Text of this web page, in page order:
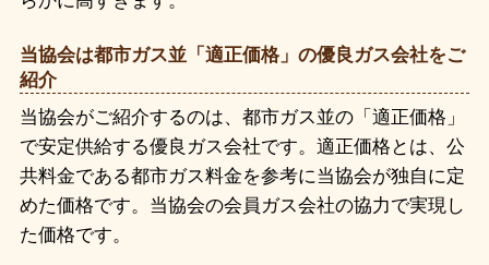
当協会は都市ガス並「適正価格」の優良ガス会社をご
紹介
当協会がご紹介するのは、都市ガス並の「適正価格」
で安定供給する優良ガス会社です。適正価格とは、公
共料金である都市ガス料金を参考に当協会が独自に定
めた価格です。当協会の会員ガス会社の協力で実現し
た価格です。